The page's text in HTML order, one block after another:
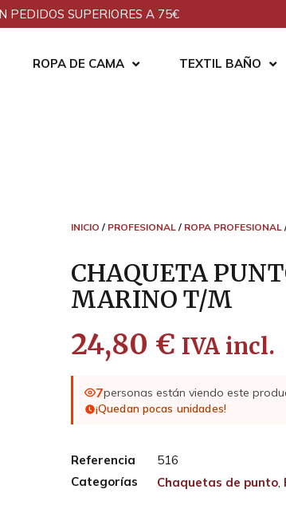
PEDIDOS SUPERIORES A 75€
ROPA DE CAMA TEXTIL BAÑO
INICIO / PROFESIONAL/ ROPA PROFESIONAL
CHAQUETA
MARINO T/M
24,80 € IVA incl.
7personas están viendo este
¡Quedan pocas unidades!
Referencia
516
Categorías
Chaquetas de punto,